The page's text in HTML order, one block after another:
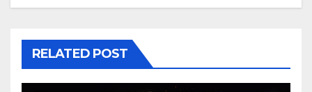
RELATED POST